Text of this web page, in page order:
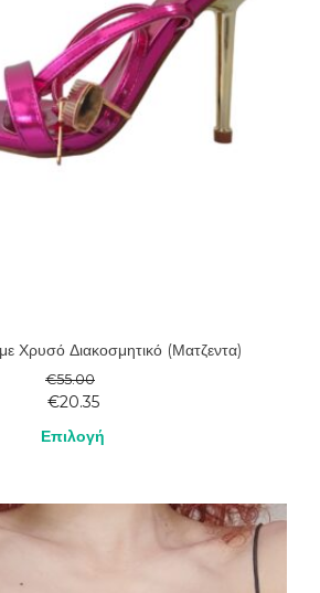
Χρυσό Διακοσμητικό (Ματζεντα)
€55.00
€20.35
Επιλογή
το